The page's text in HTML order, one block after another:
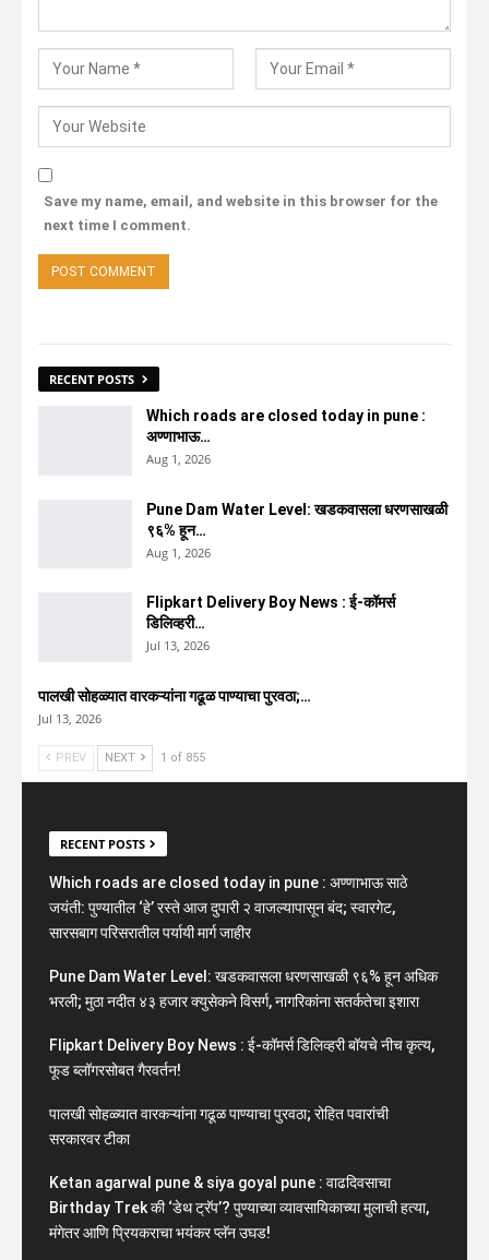
Save my name, email, and website in this browser for the
next time I comment.
RECENT POSTS
Which roads are closed today in pune :
अण्णाभाऊ…
Aug 1, 2026
Pune Dam Water Level: खडकवासला धरणसाखळी
९६% हून…
Aug 1, 2026
Flipkart Delivery Boy News : ई-कॉमर्स
डिलिव्हरी…
Jul 13, 2026
पालखी सोहळ्यात वारकऱ्यांना गढूळ पाण्याचा पुरवठा;…
Jul 13, 2026
PREV NEXT 1 of 855
RECENT POSTS
Which roads are closed today in pune : अण्णाभाऊ साठे
जयंती: पुण्यातील ‘हे’ रस्ते आज दुपारी २ वाजल्यापासून बंद; स्वारगेट,
सारसबाग परिसरातील पर्यायी मार्ग जाहीर
Pune Dam Water Level: खडकवासला धरणसाखळी ९६% हून अधिक
भरली; मुठा नदीत ४३ हजार क्युसेकने विसर्ग, नागरिकांना सतर्कतेचा इशारा
Flipkart Delivery Boy News : ई-कॉमर्स डिलिव्हरी बॉयचे नीच कृत्य,
फूड ब्लॉगरसोबत गैरवर्तन!
पालखी सोहळ्यात वारकऱ्यांना गढूळ पाण्याचा पुरवठा; रोहित पवारांची
सरकारवर टीका
Ketan agarwal pune & siya goyal pune : वाढदिवसाचा
Birthday Trek की ‘डेथ ट्रॅप’? पुण्याच्या व्यावसायिकाच्या मुलाची हत्या,
मंगेतर आणि प्रियकराचा भयंकर प्लॅन उघड!